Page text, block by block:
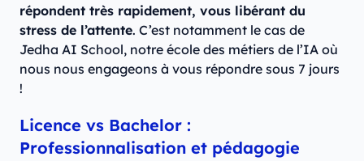
répondent très rapidement, vous libérant du
stress de l’attente. C’est notamment le cas de
Jedha AI School, notre école des métiers de l’IA où
nous nous engageons à vous répondre sous 7 jours
!
Licence vs Bachelor :
Professionnalisation et pédagogie